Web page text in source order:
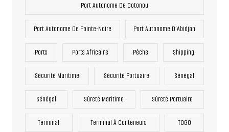
Port Autonome De Cotonou
Port Autonome De Pointe-Noire Port Autonome D’Abidjan
Ports Ports Africains Pêche Shipping
Sécurité Maritime Sécurité Portuaire Sénégal
Sénégal Sûreté Maritime Sûreté Portuaire
Terminal Terminal À Conteneurs TOGO